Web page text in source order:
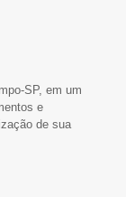
SP, em um
e
de sua